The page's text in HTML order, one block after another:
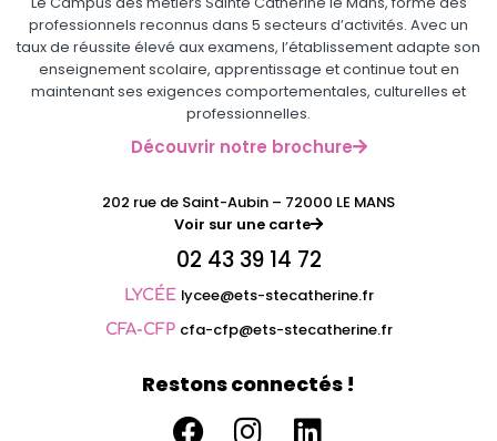
professionnels reconnus dans 5 secteurs d’activités. Avec un
taux de réussite élevé aux examens, l’établissement adapte son
enseignement scolaire, apprentissage et continue tout en
maintenant ses exigences comportementales, culturelles et
professionnelles.
Découvrir notre brochure
202 rue de Saint-Aubin – 72000 LE MANS
Voir sur une carte
02 43 39 14 72
LYCÉE lycee@ets-stecatherine.fr
CFA-CFP cfa-cfp@ets-stecatherine.fr
Restons connectés !